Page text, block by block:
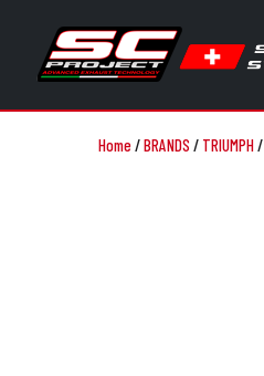
Home/BRANDS / TRIUMPH/